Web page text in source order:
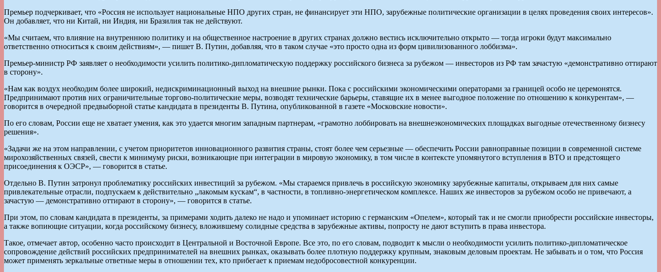
Премьер подчеркивает, что «Россия не использует национальные НПО других стран, не финансирует эти НПО, зарубежные политические организации в целях проведения своих интересов».
Он добавляет, что ни Китай, ни Индия, ни Бразилия так не действуют.
«Мы считаем, что влияние на внутреннюю политику и на общественное настроение в других странах должно вестись исключительно открыто — тогда игроки будут максимально
ответственно относиться к своим действиям», — пишет В. Путин, добавляя, что в таком случае «это просто одна из форм цивилизованного лоббизма».
Премьер-министр РФ заявляет о необходимости усилить политико-дипломатическую поддержку российского бизнеса за рубежом — инвесторов из РФ там зачастую «демонстративно оттирают
в сторону».
«Нам как воздух необходим более широкий, недискриминационный выход на внешние рынки. Пока с российскими экономическими операторами за границей особо не церемонятся.
Предпринимают против них ограничительные торгово-политические меры, возводят технические барьеры, ставящие их в менее выгодное положение по отношению к конкурентам», —
говорится в очередной предвыборной статье кандидата в президенты В. Путина, опубликованной в газете «Московские новости».
По его словам, России еще не хватает умения, как это удается многим западным партнерам, «грамотно лоббировать на внешнеэкономических площадках выгодные отечественному бизнесу
решения».
«Задачи же на этом направлении, с учетом приоритетов инновационного развития страны, стоят более чем серьезные — обеспечить России равноправные позиции в современной системе
мирохозяйственных связей, свести к минимуму риски, возникающие при интеграции в мировую экономику, в том числе в контексте упомянутого вступления в ВТО и предстоящего
присоединения к ОЭСР», — говорится в статье.
Отдельно В. Путин затронул проблематику российских инвестиций за рубежом. «Мы стараемся привлечь в российскую экономику зарубежные капиталы, открываем для них самые
привлекательные отрасли, подпускаем к действительно „лакомым кускам“, в частности, в топливно-энергетическом комплексе. Наших же инвесторов за рубежом особо не привечают, а
зачастую — демонстративно оттирают в сторону», — говорится в статье.
При этом, по словам кандидата в президенты, за примерами ходить далеко не надо и упоминает историю с германским «Опелем», который так и не смогли приобрести российские инвесторы,
а также вопиющие ситуации, когда российскому бизнесу, вложившему солидные средства в зарубежные активы, попросту не дают вступить в права инвестора.
Такое, отмечает автор, особенно часто происходит в Центральной и Восточной Европе. Все это, по его словам, подводит к мысли о необходимости усилить политико-дипломатическое
сопровождение действий российских предпринимателей на внешних рынках, оказывать более плотную поддержку крупным, знаковым деловым проектам. Не забывать и о том, что Россия
может применять зеркальные ответные меры в отношении тех, кто прибегает к приемам недобросовестной конкуренции.